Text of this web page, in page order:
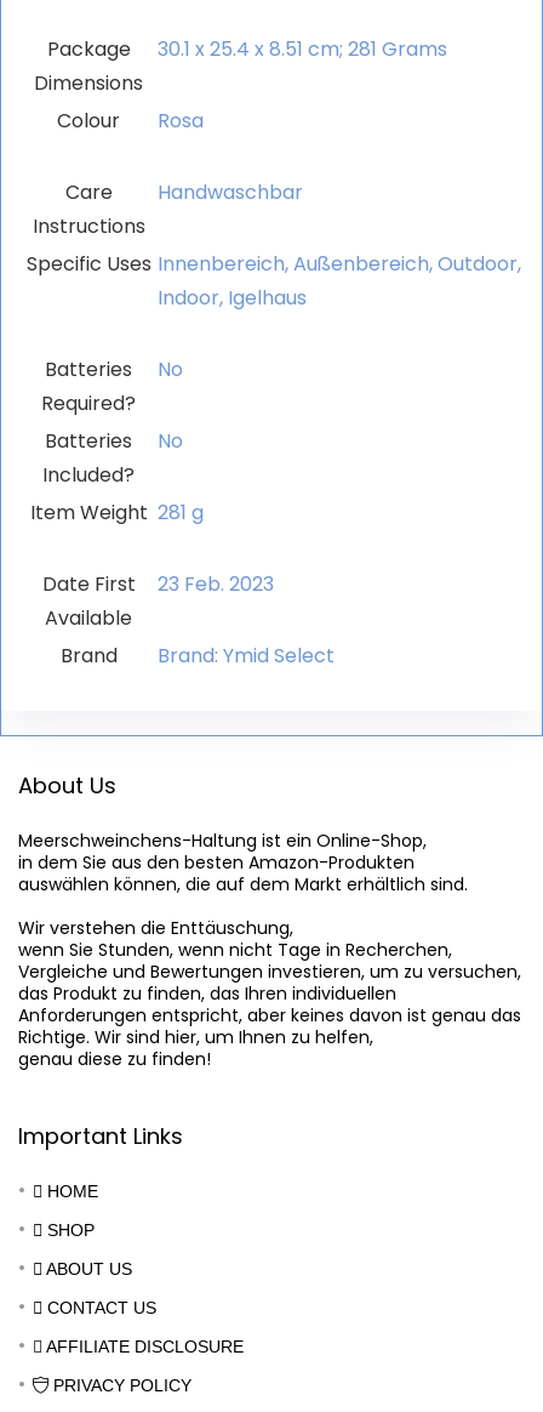
Package
Dimensions
‎30.1 x 25.4 x 8.51 cm; 281 Grams
Colour ‎Rosa
Care
Instructions
‎Handwaschbar
Specific Uses ‎Innenbereich, Außenbereich, Outdoor,
Indoor, Igelhaus
Batteries
Required?
‎No
Batteries
Included?
‎No
Item Weight ‎281 g
Date First
Available
23 Feb. 2023
Brand Brand: Ymid Select
About Us
Meerschweinchens-Haltung ist ein Online-Shop,
in dem Sie aus den besten Amazon-Produkten
auswählen können, die auf dem Markt erhältlich sind.
Wir verstehen die Enttäuschung,
wenn Sie Stunden, wenn nicht Tage in Recherchen,
Vergleiche und Bewertungen investieren, um zu versuchen,
das Produkt zu finden, das Ihren individuellen
Anforderungen entspricht, aber keines davon ist genau das
Richtige. Wir sind hier, um Ihnen zu helfen,
genau diese zu finden!
Important Links
HOME
SHOP
ABOUT US
CONTACT US
AFFILIATE DISCLOSURE
PRIVACY POLICY